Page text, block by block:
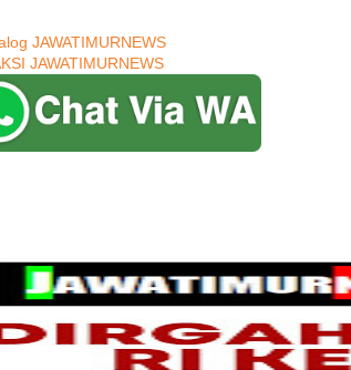
JAWATIMURNEWS
JAWATIMURNEWS